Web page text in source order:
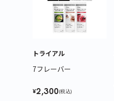
トライアル
7フレーバー
¥2,300(税込)